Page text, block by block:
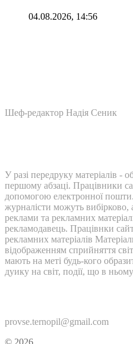
04.08.2026, 14:56
Шеф-редактор Надія Сеник
У разі передруку матеріалів -
першому абзаці. Працівники
допомогою електронної
журналісти можуть вибірково,
реклами та рекламних
рекламодавець. Працівнки
рекламних матеріалів
відображенням сприйняття
мають на меті будь-кого
дуику на світ, події, що в
provse.ternopil@gmail.com